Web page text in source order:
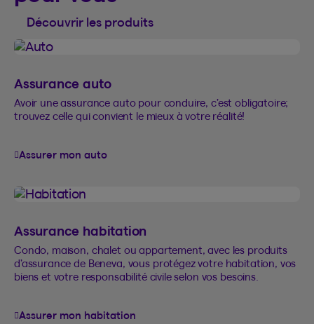
Découvrir les produits
Assurance auto
Avoir une assurance auto pour conduire, c’est obligatoire;
trouvez celle qui convient le mieux à votre réalité!
Assurer mon auto
Assurance habitation
Condo, maison, chalet ou appartement, avec les produits
d’assurance de Beneva, vous protégez votre habitation, vos
biens et votre responsabilité civile selon vos besoins.
Assurer mon habitation